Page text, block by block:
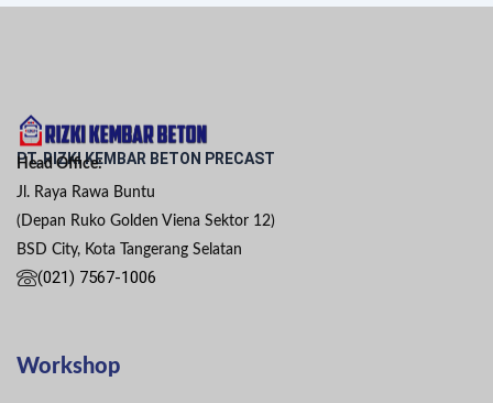
PT. RIZKI KEMBAR BETON PRECAST
Head Office:
Jl. Raya Rawa Buntu
(Depan Ruko Golden Viena Sektor 12)
BSD City, Kota Tangerang Selatan
(021) 7567-1006
Workshop